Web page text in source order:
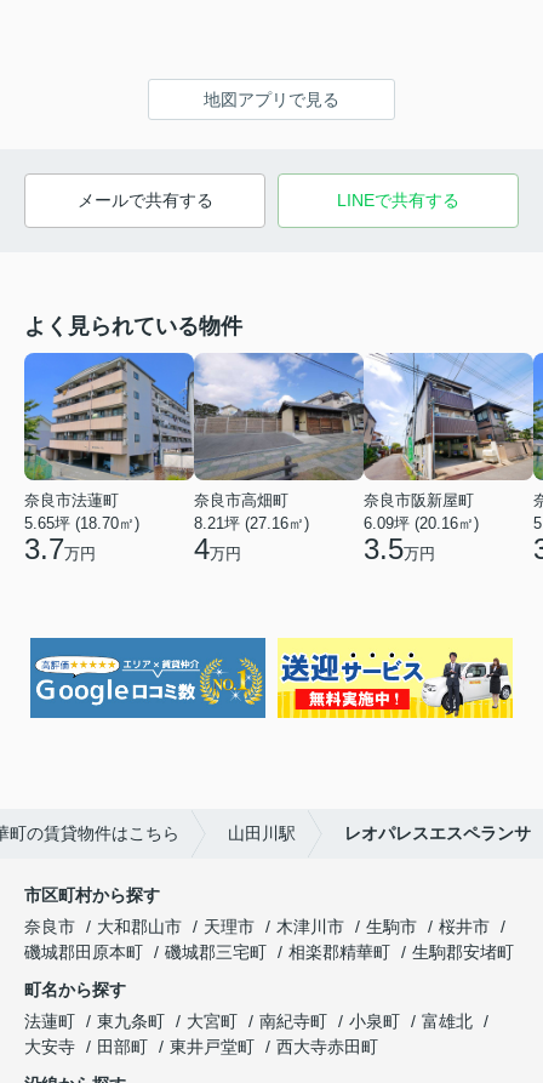
地図アプリで見る
メールで共有する LINEで共有する
よく見られている物件
奈良市法蓮町
5.65坪 (18.70㎡)
3.7万円
奈良市高畑町
8.21坪 (27.16㎡)
4万円
奈良市阪新屋町
6.09坪 (20.16㎡)
3.5万円
町の賃貸物件はこちら 山田川駅 レオパレスエスペランサ
市区町村から探す
奈良市
大和郡山市 天理市 木津川市 生駒市
桜井市
磯城郡田原本町
磯城郡三宅町 相楽郡精華町
生駒郡安堵町
町名から探す
法蓮町
東九条町 大宮町 南紀寺町 小泉町
富雄北
大安寺
田部町 東井戸堂町
西大寺赤田町